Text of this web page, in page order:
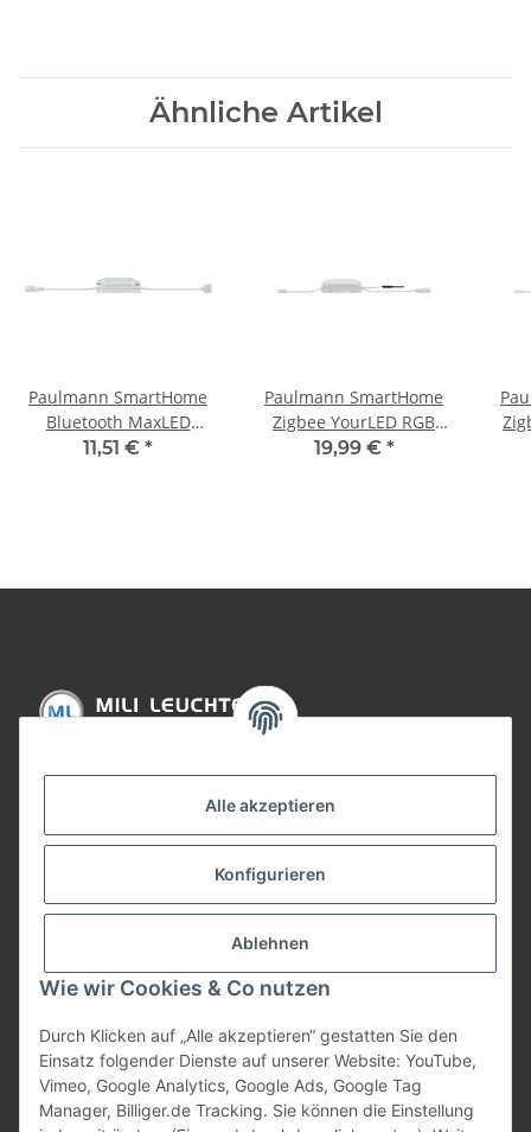
Alle akzeptieren
Konfigurieren
Ablehnen
Wie wir Cookies & Co nutzen
Durch Klicken auf „Alle akzeptieren“ gestatten Sie den
Einsatz folgender Dienste auf unserer Website: YouTube,
Vimeo, Google Analytics, Google Ads, Google Tag
Manager, Billiger.de Tracking. Sie können die Einstellung
Ähnliche Artikel
Paulmann SmartHome
Bluetooth MaxLED
TunableWhite Controller
11,51 € *
Paulmann SmartHome
Zigbee YourLED RGB
Controller max. 60W 12V
19,99 € *
Gesetzliche Informationen
Bezahlung